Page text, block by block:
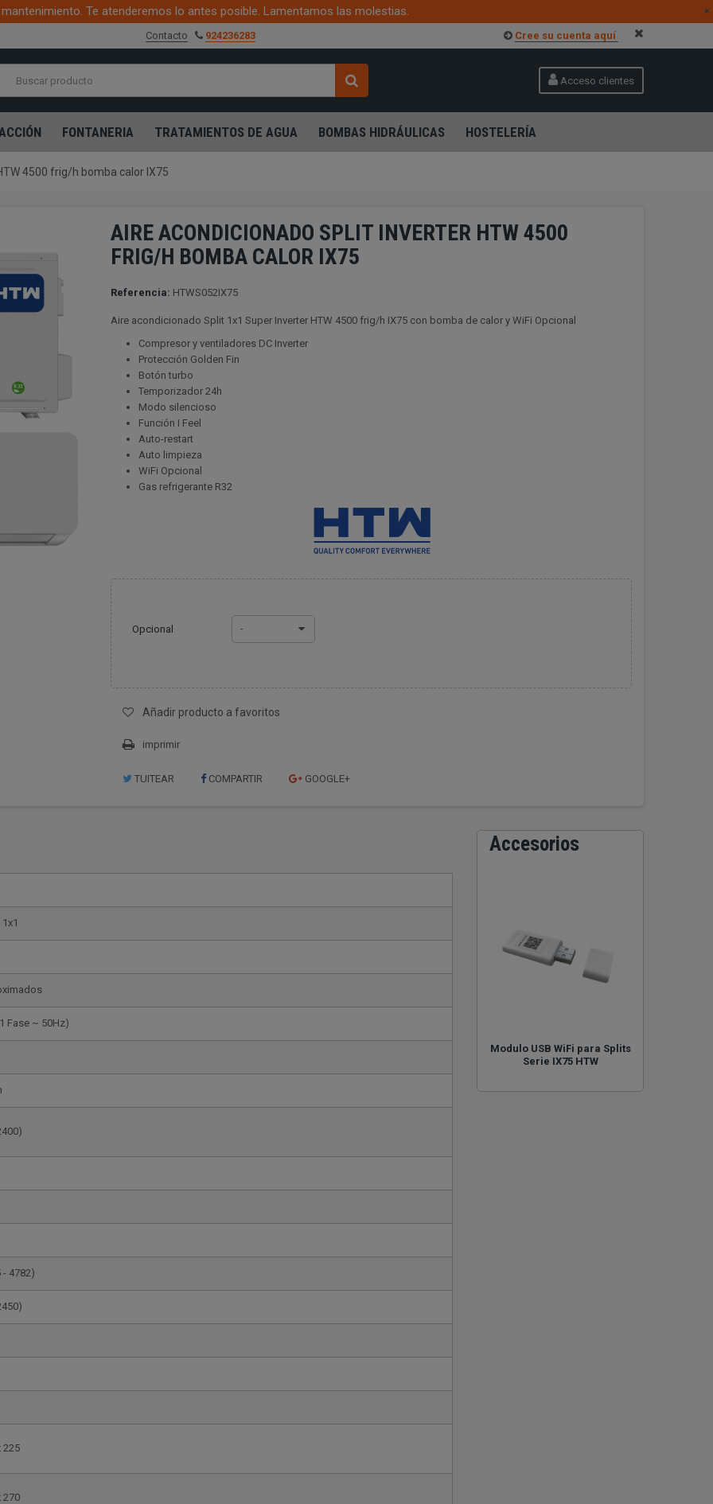
Te atenderemos lo antes posible. Lamentamos las molestias. ×
Contacto 924236283 Cree su cuenta aquí
Acceso clientes
FONTANERIA TRATAMIENTOS DE AGUA BOMBAS HIDRÁULICAS HOSTELERÍA
4500 frig/h bomba calor IX75
AIRE ACONDICIONADO SPLIT INVERTER HTW 4500
FRIG/H BOMBA CALOR IX75
Referencia: HTWS052IX75
Aire acondicionado Split 1x1 Super Inverter HTW 4500 frig/h IX75 con bomba de calor y WiFi Opcional
Compresor y ventiladores DC Inverter
Protección Golden Fin
Botón turbo
Temporizador 24h
Modo silencioso
Función I Feel
Auto-restart
Auto limpieza
WiFi Opcional
Gas refrigerante R32
Opcional -
Añadir producto a favoritos
imprimir
TUITEAR COMPARTIR GOOGLE+
Fase ~ 50Hz)
- 4782)
225
270
Accesorios
Modulo USB WiFi para Splits
Serie IX75 HTW